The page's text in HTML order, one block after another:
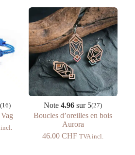
(16)
incl.
Note4.96 sur 5(27)
Boucles d’oreilles en bois
Aurora
46.00CHF TVA incl.